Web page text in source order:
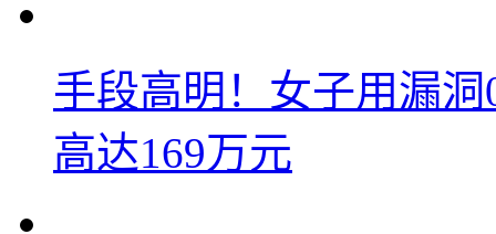
手段高明！女子用漏
高达169万元